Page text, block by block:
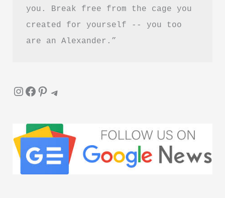
you. Break free from the cage you
created for yourself -- you too
are an Alexander.”
InstagramFacebook Pinterest Telegram